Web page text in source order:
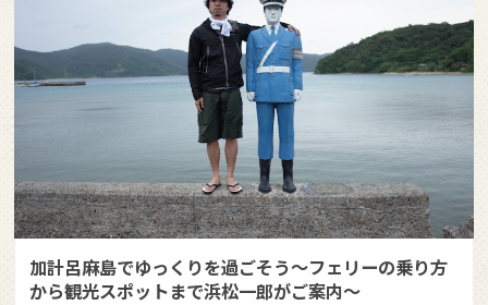
加計呂麻島でゆっくりを過ごそう〜フェリーの乗り方
から観光スポットまで浜松一郎がご案内〜